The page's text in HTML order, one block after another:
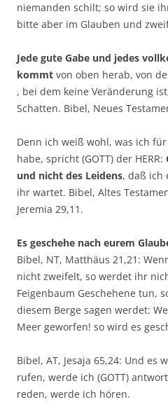
niemanden schilt; so wird sie
bitte aber im Glauben und
Jede gute Gabe und jedes
kommt von oben herab, von
, bei dem keine Veränderung
Schatten. Bibel, Neues
Denn ich weiß wohl, was ich
habe, spricht (GOTT) der HERR:
und nicht des Leidens, daß ich
ihr wartet. Bibel, Altes
Jeremia 29,11.
Es geschehe nach eurem
Bibel, NT, Matthäus 21,21:
nicht zweifelt, so werdet ihr
Feigenbaum Geschehene tun,
diesem Berge sagen werdet:
Meer geworfen! so wird es
Bibel, AT, Jesaja 65,24: Und es
rufen, werde ich (GOTT)
reden, werde ich hören.